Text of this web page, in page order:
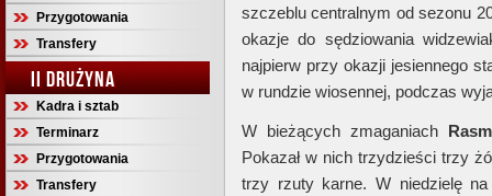
Przygotowania
Transfery
II DRUŻYNA
Kadra i sztab
Terminarz
Przygotowania
Transfery
szczeblu centralnym od sezonu
okazje do sędziowania
najpierw przy okazji jesiennego
w rundzie wiosennej, podczas
W bieżących zmaganiach
Pokazał w nich trzydzieści trzy
trzy rzuty karne. W niedzielę